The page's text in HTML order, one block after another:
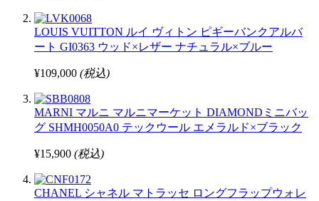
LOUIS VUITTON ルイ ヴィトン ピギーバンクアルバ
ート GI0363 ウッド×レザー ナチュラル×ブルー
¥109,000 (税込)
MARNI マルニ マルニマーケット DIAMONDミニバッ
グ SHMH0050A0 テックウール エメラルド×ブラック
¥15,900 (税込)
CHANEL シャネル マトラッセ ロングフラップウォレ